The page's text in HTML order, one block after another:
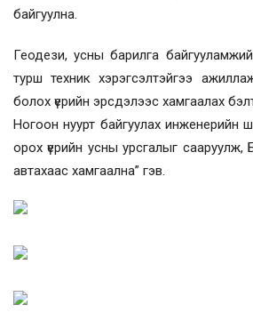
байгуулна.
Геодези, усны барилга
турш техник хэрэгсэлтэйгээ
болох үерийн эрсдэлээс хамгаалах
Ногоон нуурт байгуулах инженерийн
орох үерийн усны урсгалыг сааруулж,
автахаас хамгаална” гэв.